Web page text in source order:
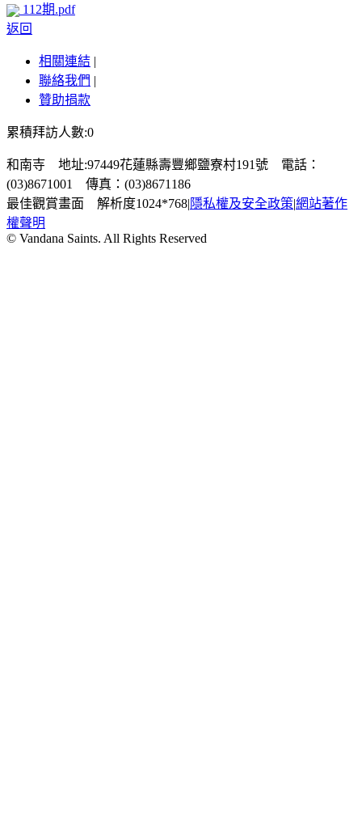
112期.pdf
返回
相關連結 |
聯絡我們 |
贊助捐款
累積拜訪人數:0
和南寺 地址:97449花蓮縣壽豐鄉鹽寮村191號 電話：
(03)8671001 傳真：(03)8671186
最佳觀賞畫面 解析度1024*768|隱私權及安全政策|網站著作
權聲明
© Vandana Saints. All Rights Reserved